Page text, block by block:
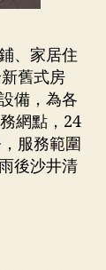
、家居住
舊式房
備，為各
網點，24
服務範圍
後沙井清